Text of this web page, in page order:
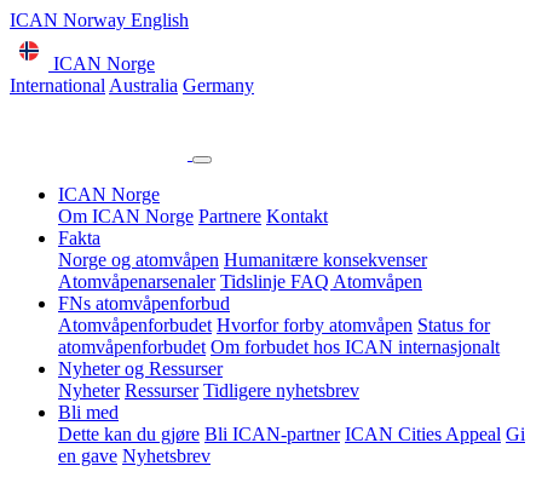
ICAN Norway English
ICAN Norge
International Australia Germany
ICAN Norge
Om ICAN Norge Partnere Kontakt
Fakta
Norge og atomvåpen Humanitære konsekvenser
Atomvåpenarsenaler Tidslinje FAQ Atomvåpen
FNs atomvåpenforbud
Atomvåpenforbudet Hvorfor forby atomvåpen Status for
atomvåpenforbudet Om forbudet hos ICAN internasjonalt
Nyheter og Ressurser
Nyheter Ressurser Tidligere nyhetsbrev
Bli med
Dette kan du gjøre Bli ICAN-partner ICAN Cities Appeal Gi
en gave Nyhetsbrev